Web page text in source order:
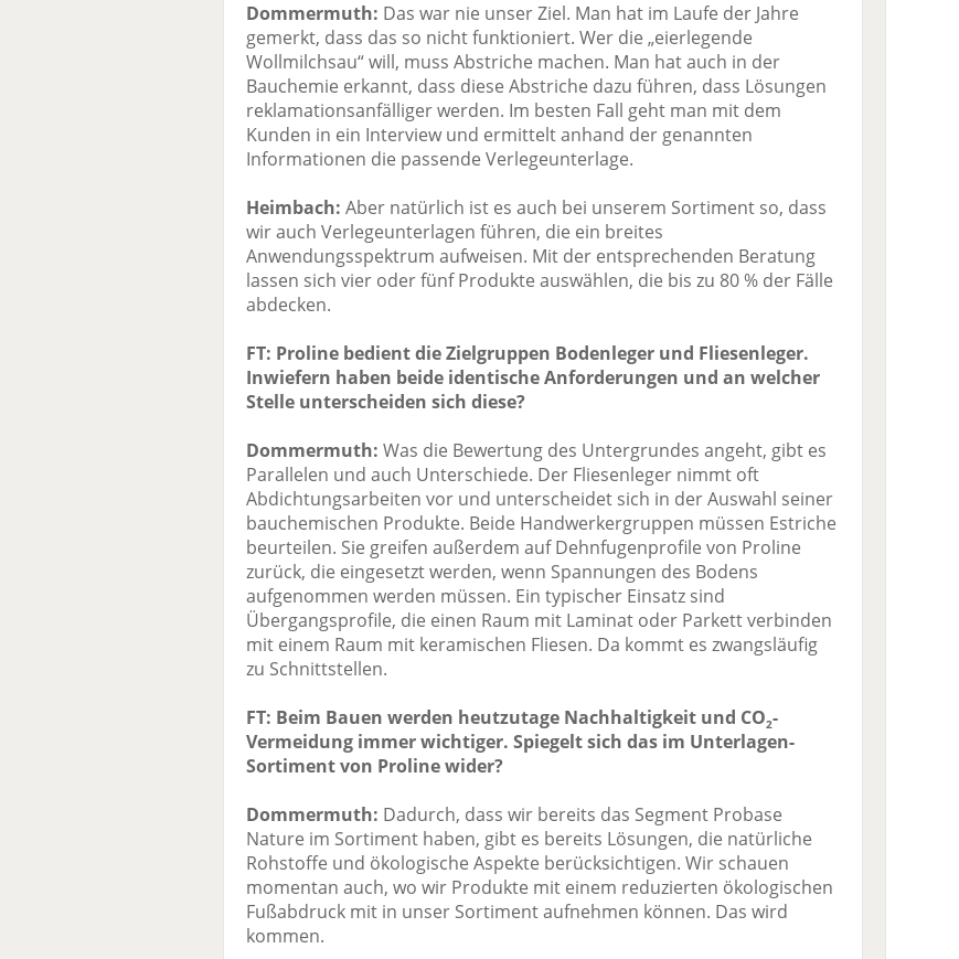
Dommermuth: Das war nie unser Ziel. Man hat im Laufe der Jahre
gemerkt, dass das so nicht funktioniert. Wer die „eierlegende
Wollmilchsau“ will, muss Abstriche machen. Man hat auch in der
Bauchemie erkannt, dass diese Abstriche dazu führen, dass Lösungen
reklamationsanfälliger werden. Im besten Fall geht man mit dem
Kunden in ein Interview und ermittelt anhand der genannten
Informationen die passende Verlegeunterlage.
Heimbach: Aber natürlich ist es auch bei unserem Sortiment so, dass
wir auch Verlegeunterlagen führen, die ein breites
Anwendungsspektrum aufweisen. Mit der entsprechenden Beratung
lassen sich vier oder fünf Produkte auswählen, die bis zu 80 % der Fälle
abdecken.
FT: Proline bedient die Zielgruppen Bodenleger und Fliesenleger.
Inwiefern haben beide identische Anforderungen und an welcher
Stelle unterscheiden sich diese?
Dommermuth: Was die Bewertung des Untergrundes angeht, gibt es
Parallelen und auch Unterschiede. Der Fliesenleger nimmt oft
Abdichtungsarbeiten vor und unterscheidet sich in der Auswahl seiner
bauchemischen Produkte. Beide Handwerkergruppen müssen Estriche
beurteilen. Sie greifen außerdem auf Dehnfugenprofile von Proline
zurück, die eingesetzt werden, wenn Spannungen des Bodens
aufgenommen werden müssen. Ein typischer Einsatz sind
Übergangsprofile, die einen Raum mit Laminat oder Parkett verbinden
mit einem Raum mit keramischen Fliesen. Da kommt es zwangsläufig
zu Schnittstellen.
FT: Beim Bauen werden heutzutage Nachhaltigkeit und CO2-
Vermeidung immer wichtiger. Spiegelt sich das im Unterlagen-
Sortiment von Proline wider?
Dommermuth: Dadurch, dass wir bereits das Segment Probase
Nature im Sortiment haben, gibt es bereits Lösungen, die natürliche
Rohstoffe und ökologische Aspekte berücksichtigen. Wir schauen
momentan auch, wo wir Produkte mit einem reduzierten ökologischen
Fußabdruck mit in unser Sortiment aufnehmen können. Das wird
kommen.